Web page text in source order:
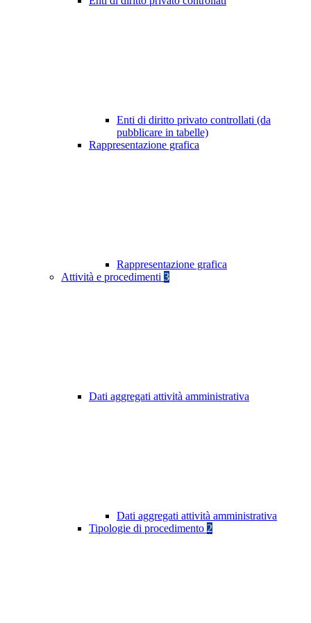
Enti di diritto privato controllati (da
pubblicare in tabelle)
Rappresentazione grafica
Rappresentazione grafica
Attività e procedimenti 3
Dati aggregati attività amministrativa
Dati aggregati attività amministrativa
Tipologie di procedimento 2